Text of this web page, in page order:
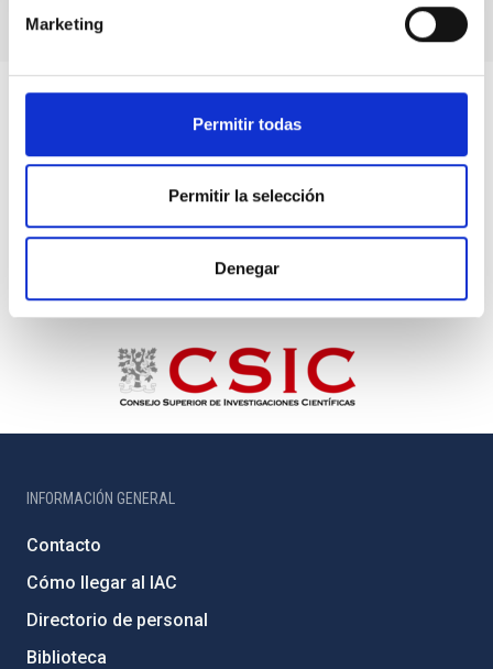
Marketing
Permitir todas
Permitir la selección
Denegar
INFORMACIÓN GENERAL
Contacto
Cómo llegar al IAC
Directorio de personal
Biblioteca